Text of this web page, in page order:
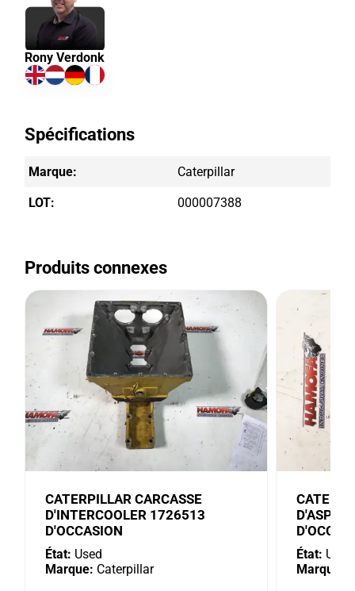
Rony Verdonk
Spécifications
Marque: Caterpillar
LOT: 000007388
Produits connexes
CATERPILLAR CARCASSE
D'INTERCOOLER 1726513
D'OCCASION
État: Used
Marque: Caterpillar
État: Used
Marque: